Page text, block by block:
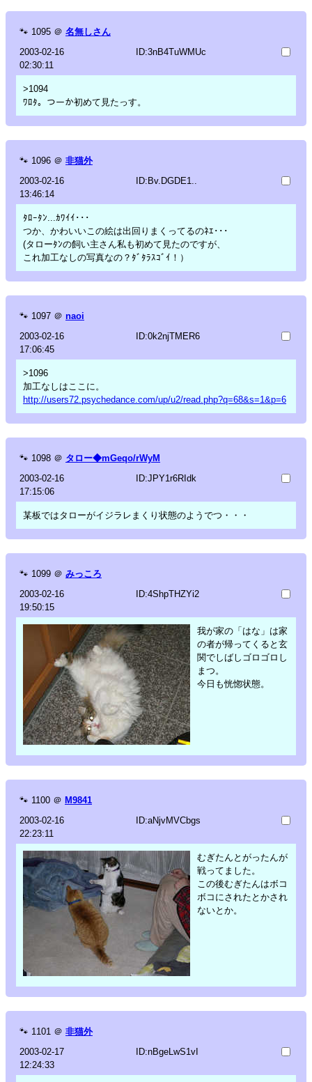
🐾 1095 ＠ 名無しさん
2003-02-16
02:30:11
ID:3nB4TuWMUc
>1094
ﾜﾛﾀ。つーか初めて見たっす。
🐾 1096 ＠ 非猫外
2003-02-16
13:46:14
ID:Bv.DGDE1..
ﾀﾛｰﾀﾝ...ｶﾜｲｲ･･･
つか、かわいいこの絵は出回りまくってるのﾈｴ･･･
(タローﾀﾝの飼い主さん私も初めて見たのですが、
これ加工なしの写真なの？ﾀﾞﾀﾗｽｺﾞｲ！）
🐾 1097 ＠ naoi
2003-02-16
17:06:45
ID:0k2njTMER6
>1096
加工なしはここに。
http://users72.psychedance.com/up/u2/read.php?q=68&s=1&p=6
🐾 1098 ＠ タロー◆mGeqo/rWyM
2003-02-16
17:15:06
ID:JPY1r6RIdk
某板ではタローがイジラレまくり状態のようでつ・・・
🐾 1099 ＠ みっころ
2003-02-16
19:50:15
ID:4ShpTHZYi2
我が家の「はな」は家
の者が帰ってくると玄
関でしばしゴロゴロし
まつ。
今日も恍惚状態。
🐾 1100 ＠ M9841
2003-02-16
22:23:11
ID:aNjvMVCbgs
むぎたんとがったんが
戦ってました。
この後むぎたんはボコ
ボコにされたとかされ
ないとか。
🐾 1101 ＠ 非猫外
2003-02-17
12:24:33
ID:nBgeLwS1vI